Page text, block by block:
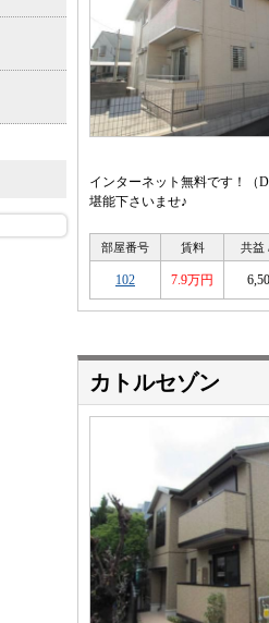
インターネット無料です！（
堪能下さいませ♪
部屋番号 賃料 共益
102 7.9万円
カトルセゾン